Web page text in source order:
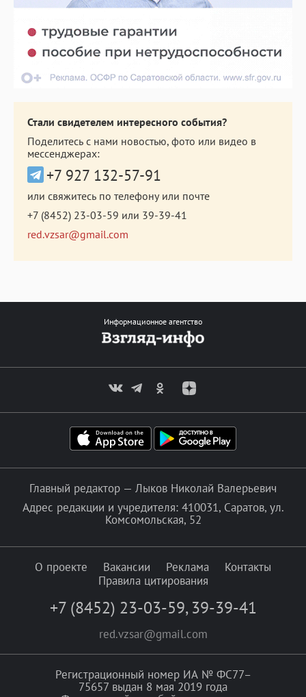
Стали свидетелем интересного события?
Поделитесь с нами новостью, фото или видео в
мессенджерах:
+7 927 132-57-91
или свяжитесь по телефону или почте
+7 (8452) 23-03-59 или 39-39-41
red.vzsar@gmail.com
Информационное агентство
Главный редактор — Лыков Николай Валерьевич
Адрес редакции и учредителя: 410031, Саратов, ул.
Комсомольская, 52
О проекте Вакансии Реклама
Контакты
Правила цитирования
+7 (8452) 23-03-59, 39-39-41
red.vzsar@gmail.com
Регистрационный номер ИА № ФС77–
75657 выдан 8 мая 2019 года